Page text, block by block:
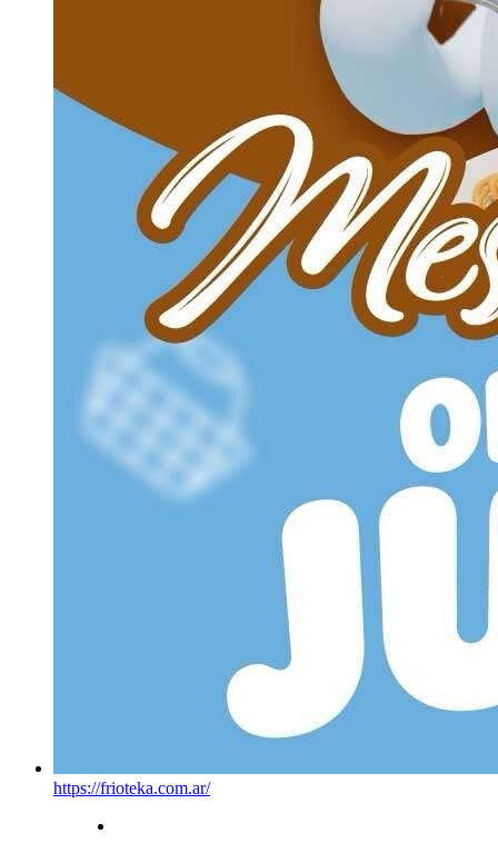
https://frioteka.com.ar/